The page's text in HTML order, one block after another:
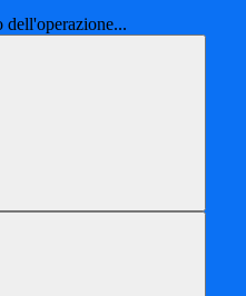
dell'operazione...